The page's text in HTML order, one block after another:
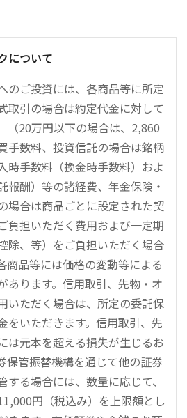
について
のご投資には、各商品等に所定
取引の場合は約定代金に対して
（20万円以下の場合は、2,860
手数料、投資信託の場合は銘柄
時手数料（換金時手数料）およ
報酬）等の諸経費、年金保険・
場合は商品ごとに設定された契
負担いただく費用および一定期
除、等）をご負担いただく場合
商品等には価格の変動等による
あります。信用取引、先物・オ
いただく場合は、所定の委託保
をいただきます。信用取引、先
は元本を超える損失が生じるお
保管振替機構を通じて他の証券
る場合には、数量に応じて、
円（税込み）を上限額とし